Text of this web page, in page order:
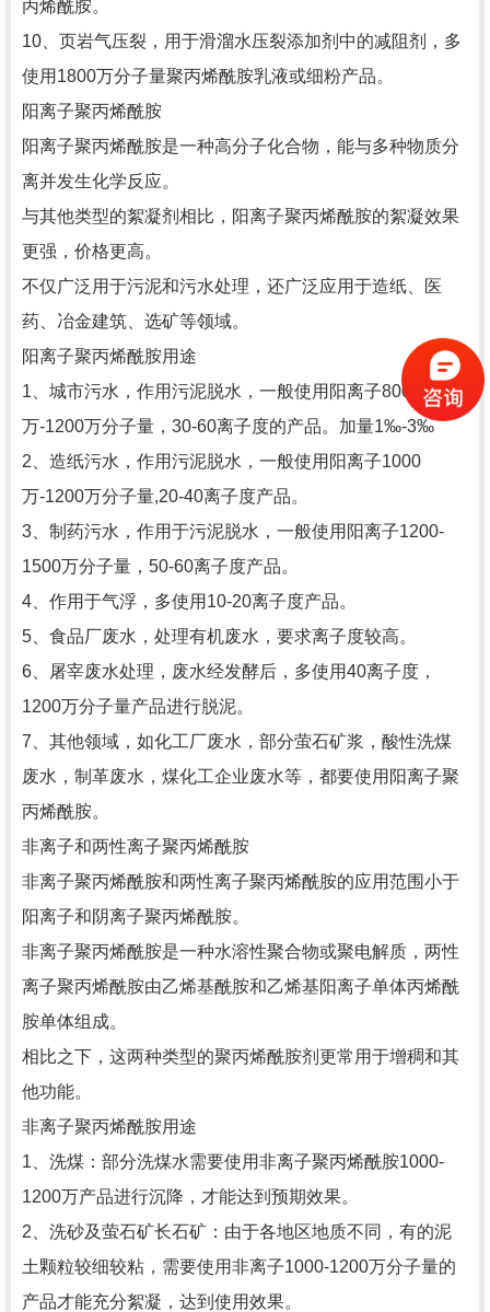
丙烯酰胺。
10、页岩气压裂，用于滑溜水压裂添加剂中的减阻剂，多
使用1800万分子量聚丙烯酰胺乳液或细粉产品。
阳离子聚丙烯酰胺
阳离子聚丙烯酰胺是一种高分子化合物，能与多种物质分
离并发生化学反应。
与其他类型的絮凝剂相比，阳离子聚丙烯酰胺的絮凝效果
更强，价格更高。
不仅广泛用于污泥和污水处理，还广泛应用于造纸、医
药、冶金建筑、选矿等领域。
阳离子聚丙烯酰胺用途
1、城市污水，作用污泥脱水，一般使用阳离子800
万-1200万分子量，30-60离子度的产品。加量1‰-3‰
2、造纸污水，作用污泥脱水，一般使用阳离子1000
万-1200万分子量,20-40离子度产品。
3、制药污水，作用于污泥脱水，一般使用阳离子1200-
1500万分子量，50-60离子度产品。
4、作用于气浮，多使用10-20离子度产品。
5、食品厂废水，处理有机废水，要求离子度较高。
6、屠宰废水处理，废水经发酵后，多使用40离子度，
1200万分子量产品进行脱泥。
7、其他领域，如化工厂废水，部分萤石矿浆，酸性洗煤
废水，制革废水，煤化工企业废水等，都要使用阳离子聚
丙烯酰胺。
非离子和两性离子聚丙烯酰胺
非离子聚丙烯酰胺和两性离子聚丙烯酰胺的应用范围小于
阳离子和阴离子聚丙烯酰胺。
非离子聚丙烯酰胺是一种水溶性聚合物或聚电解质，两性
离子聚丙烯酰胺由乙烯基酰胺和乙烯基阳离子单体丙烯酰
胺单体组成。
相比之下，这两种类型的聚丙烯酰胺剂更常用于增稠和其
他功能。
非离子聚丙烯酰胺用途
1、洗煤：部分洗煤水需要使用非离子聚丙烯酰胺1000-
1200万产品进行沉降，才能达到预期效果。
2、洗砂及萤石矿长石矿：由于各地区地质不同，有的泥
土颗粒较细较粘，需要使用非离子1000-1200万分子量的
产品才能充分絮凝，达到使用效果。